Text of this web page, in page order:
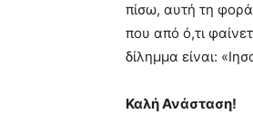
πίσω, αυτή τη
που από ό,τι
δίλημμα είναι:
Καλή Ανάσταση!